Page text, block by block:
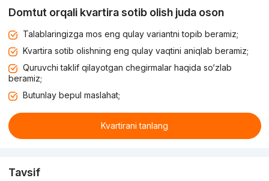
Domtut orqali kvartira sotib olish juda oson
Talablaringizga mos eng qulay variantni topib beramiz;
Kvartira sotib olishning eng qulay vaqtini aniqlab beramiz;
Quruvchi taklif qilayotgan chegirmalar haqida so‘zlab
beramiz;
Butunlay bepul maslahat;
Kvartirani tanlang
Tavsif